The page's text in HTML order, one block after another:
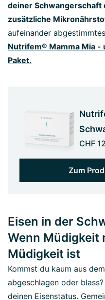
deiner
zusätzliche
aufeinander
Nutrifem® Mamma Mia
Paket.
CHF
Zum
Eisen in der
Wenn Müdigkeit
Müdigkeit ist
Kommst du kaum aus
abgeschlagen oder
deinen Eisenstatus.